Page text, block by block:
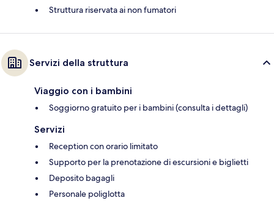
Struttura riservata ai non fumatori
Servizi della struttura
Viaggio con i bambini
Soggiorno gratuito per i bambini (consulta i dettagli)
Servizi
Reception con orario limitato
Supporto per la prenotazione di escursioni e biglietti
Deposito bagagli
Personale poliglotta